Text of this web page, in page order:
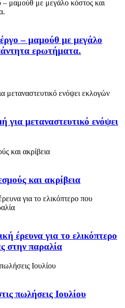
– μαμούθ με μεγάλο
ερωτήματα.
μεταναστευτικό ενόψει
και ακρίβεια
έρευνα για το ελικόπτερο
στην παραλία
πωλήσεις Ιουλίου